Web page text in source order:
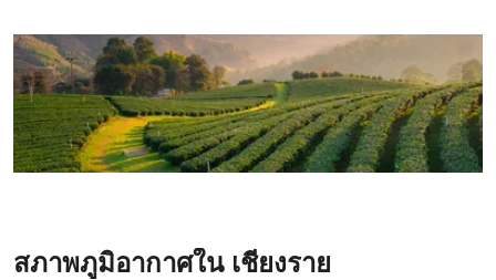
สภาพภูมิอากาศใน เชียงราย